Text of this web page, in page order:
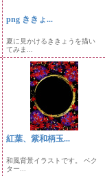
png ききょ...
夏に見かけるききょうを描い
てみま...
紅葉、紫和柄玉...
和風背景イラストです。 ベク
ター...